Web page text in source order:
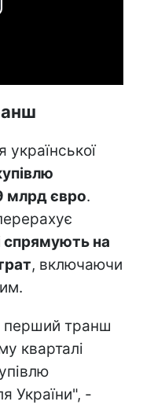
української
млрд євро.
спрямують на
, включаючи
перший транш
кварталі
України", -